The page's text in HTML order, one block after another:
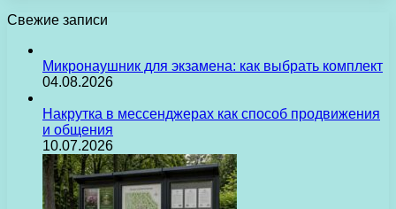
Свежие записи
Микронаушник для экзамена: как выбрать комплект
04.08.2026
Накрутка в мессенджерах как способ продвижения
и общения
10.07.2026